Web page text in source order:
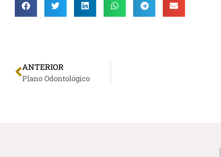
ANTERIOR
Plano Odontológico